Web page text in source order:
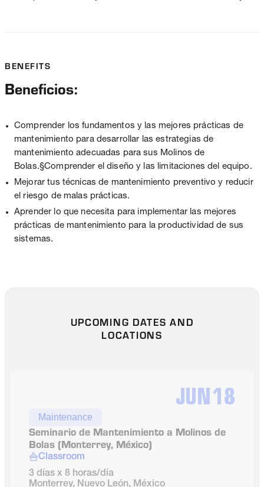
BENEFITS
Beneficios:
Comprender los fundamentos y las mejores prácticas de
mantenimiento para desarrollar las estrategias de
mantenimiento adecuadas para sus Molinos de
Bolas.§Comprender el diseño y las limitaciones del equipo.
Mejorar tus técnicas de mantenimiento preventivo y reducir
el riesgo de malas prácticas.
Aprender lo que necesita para implementar las mejores
prácticas de mantenimiento para la productividad de sus
sistemas.
UPCOMING DATES AND
LOCATIONS
JUN18
Maintenance
Seminario de Mantenimiento a Molinos de
Bolas (Monterrey, México)
Classroom
3 días x 8 horas/día
Monterrey, Nuevo León, México